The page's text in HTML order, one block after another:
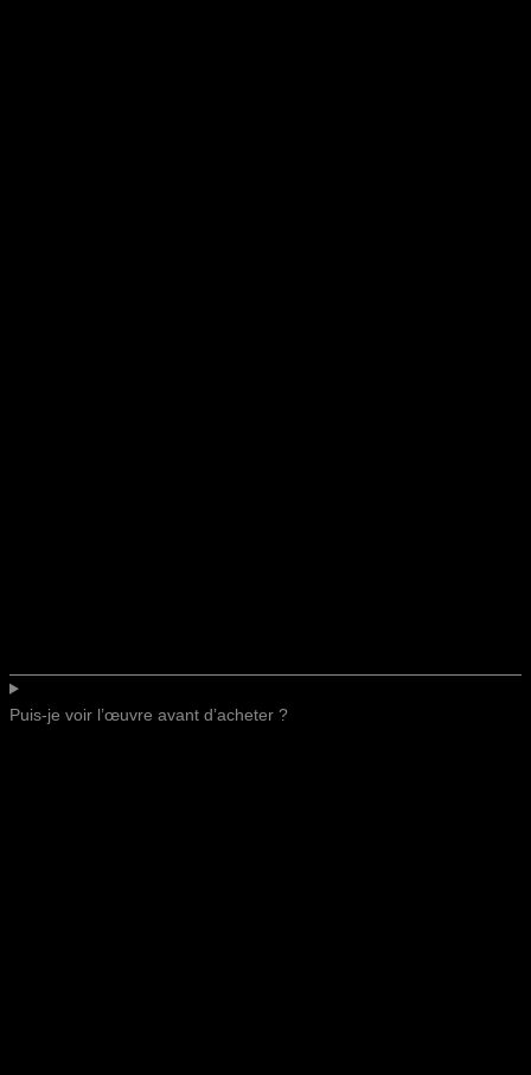
Puis-je voir l’œuvre avant d’acheter ?